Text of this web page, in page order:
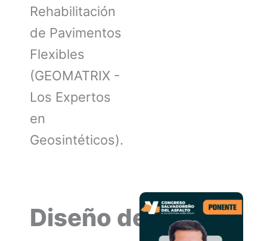
Rehabilitación
de Pavimentos
Flexibles
(GEOMATRIX -
Los Expertos
en
Geosintéticos).
Diseño de